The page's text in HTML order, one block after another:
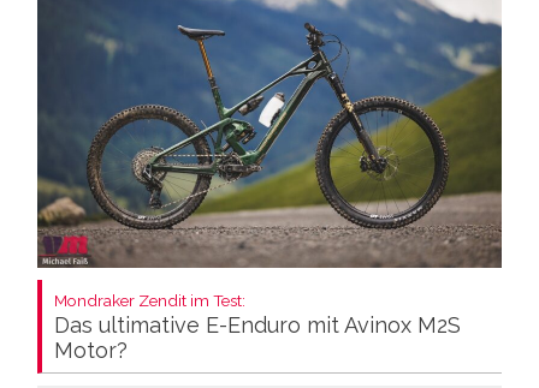
Mondraker Zendit im Test:
Das ultimative E-Enduro mit Avinox M2S
Motor?